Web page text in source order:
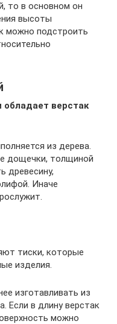
то в основном он
высоты
можно подстроить
верстак
из дерева.
дощечки, толщиной
древесину,
Иначе
тиски, которые
изделия.
изготавливать из
Если в длину верстак
можно